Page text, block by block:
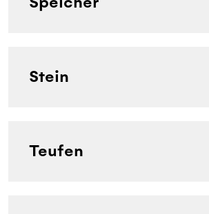
Stein
Teufen